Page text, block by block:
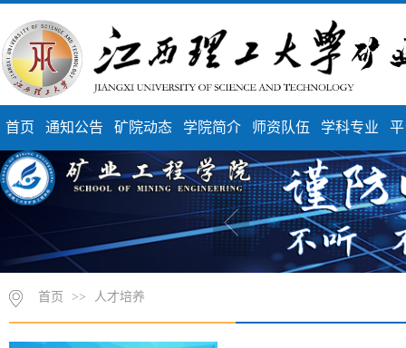
首页 通知公告 矿院动态 学院简介 师资队伍 学科专业
首页 >> 人才培养